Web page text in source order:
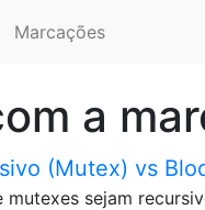
Marcações
a
(Mutex) vs
mutexes sejam